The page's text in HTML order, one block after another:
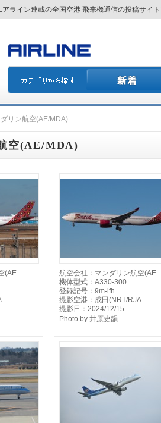
ライン連載の全国空港 飛来機通信の投稿サイ
リン航空(AE/MDA)
空(AE/MDA)
(AE…
航空会社：マンダリン航空
機体型式：A330-300
登録記号：9m-lfh
撮影空港：成田(NRT/RJA…
撮影日：2024/12/15
Photo by 井原史韻